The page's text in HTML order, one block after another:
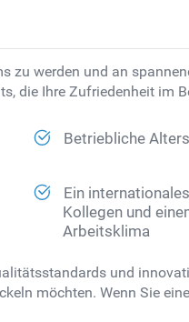
werden und an
die Ihre Zufriedenheit im
Betriebliche
Ein
Kollegen und
Arbeitsklima
und
möchten. Wenn Sie